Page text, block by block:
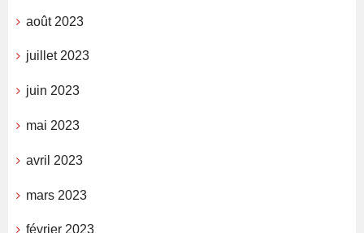
août 2023
juillet 2023
juin 2023
mai 2023
avril 2023
mars 2023
février 2023